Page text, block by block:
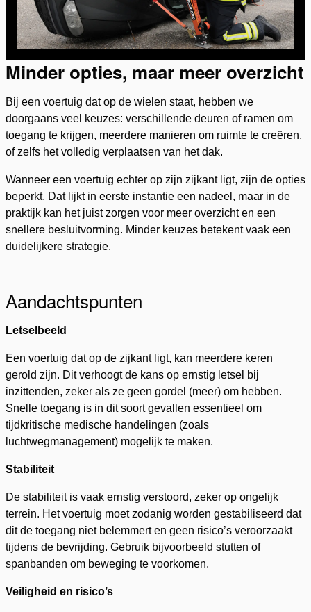
Minder opties, maar meer overzicht
Bij een voertuig dat op de wielen staat, hebben we
doorgaans veel keuzes: verschillende deuren of ramen om
toegang te krijgen, meerdere manieren om ruimte te creëren,
of zelfs het volledig verplaatsen van het dak.
Wanneer een voertuig echter op zijn zijkant ligt, zijn de opties
beperkt. Dat lijkt in eerste instantie een nadeel, maar in de
praktijk kan het juist zorgen voor meer overzicht en een
snellere besluitvorming. Minder keuzes betekent vaak een
duidelijkere strategie.
Aandachtspunten
Letselbeeld
Een voertuig dat op de zijkant ligt, kan meerdere keren
gerold zijn. Dit verhoogt de kans op ernstig letsel bij
inzittenden, zeker als ze geen gordel (meer) om hebben.
Snelle toegang is in dit soort gevallen essentieel om
tijdkritische medische handelingen (zoals
luchtwegmanagement) mogelijk te maken.
Stabiliteit
De stabiliteit is vaak ernstig verstoord, zeker op ongelijk
terrein. Het voertuig moet zodanig worden gestabiliseerd dat
dit de toegang niet belemmert en geen risico’s veroorzaakt
tijdens de bevrijding. Gebruik bijvoorbeeld stutten of
spanbanden om beweging te voorkomen.
Veiligheid en risico’s